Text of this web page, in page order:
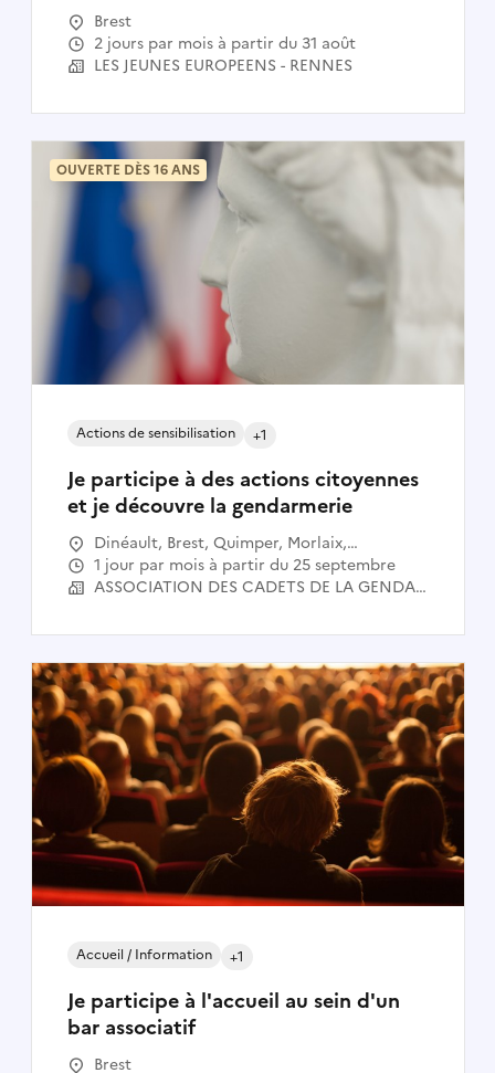
Brest
2 jours par mois à partir du 31 août
LES JEUNES EUROPEENS - RENNES
Je participe à des actions citoyennes
et je découvre la gendarmerie
Actions de sensibilisation +1
Dinéault, Brest, Quimper, Morlaix,
Landerneau
1 jour par mois à partir du 25 septembre
ASSOCIATION DES CADETS DE LA GENDARMERIE NATIONALE DU FINISTERE
OUVERTE DÈS 16 ANS
Je participe à l'accueil au sein d'un
bar associatif
Accueil / Information +1
Brest